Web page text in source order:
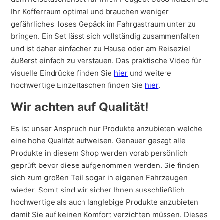
Ihr Kofferraum optimal und brauchen weniger
gefährliches, loses Gepäck im Fahrgastraum unter zu
bringen. Ein Set lässt sich vollständig zusammenfalten
und ist daher einfacher zu Hause oder am Reiseziel
äußerst einfach zu verstauen. Das praktische Video für
visuelle Eindrücke finden Sie hier und weitere
hochwertige Einzeltaschen finden Sie hier.
Wir achten auf Qualität!
Es ist unser Anspruch nur Produkte anzubieten welche
eine hohe Qualität aufweisen. Genauer gesagt alle
Produkte in diesem Shop werden vorab persönlich
geprüft bevor diese aufgenommen werden. Sie finden
sich zum großen Teil sogar in eigenen Fahrzeugen
wieder. Somit sind wir sicher Ihnen ausschließlich
hochwertige als auch langlebige Produkte anzubieten
damit Sie auf keinen Komfort verzichten müssen. Dieses